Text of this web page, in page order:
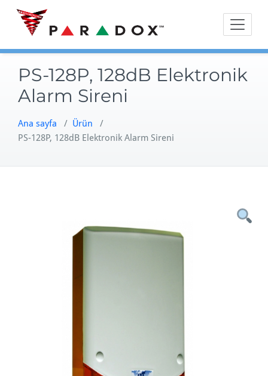
Skip
content
PS-128P, 128dB Elektronik
Alarm Sireni
Ana sayfa / Ürün /
PS-128P, 128dB Elektronik Alarm Sireni